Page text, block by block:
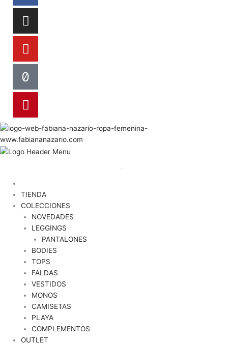
TIENDA
COLECCIONES
NOVEDADES
LEGGINGS
PANTALONES
BODIES
TOPS
FALDAS
VESTIDOS
MONOS
CAMISETAS
PLAYA
COMPLEMENTOS
OUTLET